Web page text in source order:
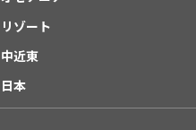
リゾート
中近東
日本